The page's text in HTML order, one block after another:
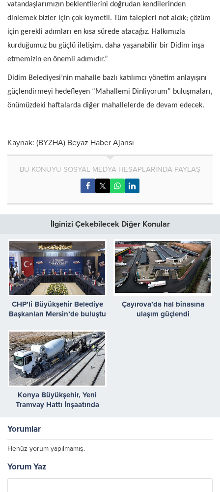
vatandaşlarımızın beklentilerini doğrudan kendilerinden
dinlemek bizler için çok kıymetli. Tüm talepleri not aldık; çözüm
için gerekli adımları en kısa sürede atacağız. Halkımızla
kurduğumuz bu güçlü iletişim, daha yaşanabilir bir Didim inşa
etmemizin en önemli adımıdır.”
Didim Belediyesi’nin mahalle bazlı katılımcı yönetim anlayışını
güçlendirmeyi hedefleyen “Mahallemi Dinliyorum” buluşmaları,
önümüzdeki haftalarda diğer mahallelerde de devam edecek.
Kaynak: (BYZHA) Beyaz Haber Ajansı
BU KONUYU SOSYAL MEDYA HESAPLARINDA PAYLAŞ
İlginizi Çekebilecek Diğer Konular
CHP’li Büyükşehir Belediye
Başkanları Mersin’de buluştu
Çayırova’da hal binasına
ulaşım güçlendi
Konya Büyükşehir, Yeni
Tramvay Hattı İnşaatında
Sistemle Beton Bariyer
Yorumlar
Henüz yorum yapılmamış.
Yorum Yaz